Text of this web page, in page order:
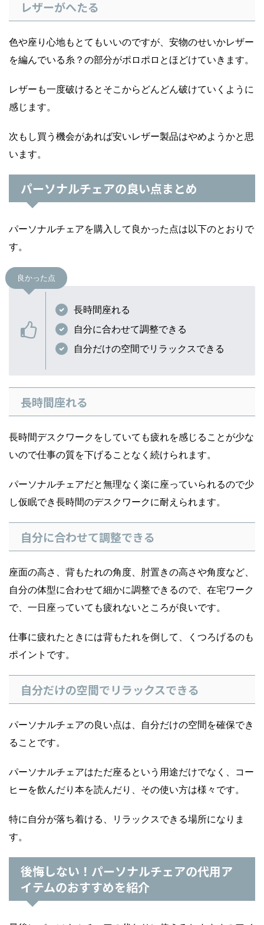
レザーがへたる
色や座り心地もとてもいいのですが、安物のせいかレザー
を編んでいる糸？の部分がポロポロとほどけていきます。
レザーも一度破けるとそこからどんどん破けていくように
感じます。
次もし買う機会があれば安いレザー製品はやめようかと思
います。
パーソナルチェアの良い点まとめ
パーソナルチェアを購入して良かった点は以下のとおりで
す。
良かった点
長時間座れる
自分に合わせて調整できる
自分だけの空間でリラックスできる
長時間座れる
長時間デスクワークをしていても疲れを感じることが少な
いので仕事の質を下げることなく続けられます。
パーソナルチェアだと無理なく楽に座っていられるので少
し仮眠でき長時間のデスクワークに耐えられます。
自分に合わせて調整できる
座面の高さ、背もたれの角度、肘置きの高さや角度など、
自分の体型に合わせて細かに調整できるので、在宅ワーク
で、一日座っていても疲れないところが良いです。
仕事に疲れたときには背もたれを倒して、くつろげるのも
ポイントです。
自分だけの空間でリラックスできる
パーソナルチェアの良い点は、自分だけの空間を確保でき
ることです。
パーソナルチェアはただ座るという用途だけでなく、コー
ヒーを飲んだり本を読んだり、その使い方は様々です。
特に自分が落ち着ける、リラックスできる場所になりま
す。
後悔しない！パーソナルチェアの代用ア
イテムのおすすめを紹介